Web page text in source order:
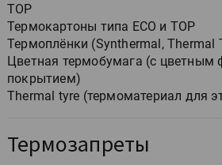
TOP
Термокартоны типа ECO и TOP
Термоплёнки (Synthermal, Thermal
Цветная термобумага (с цветным
покрытием)
Thеrmal tyre (термоматериал для
Термозапреты